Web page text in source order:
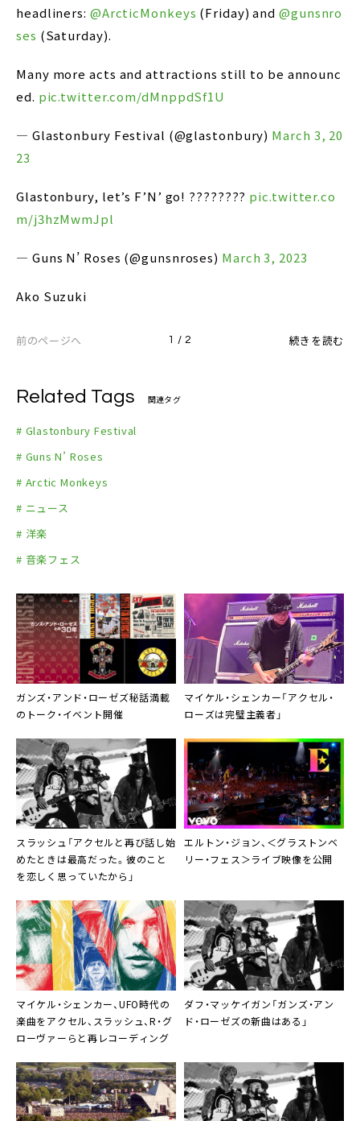
headliners: @ArcticMonkeys (Friday) and@gunsnro
ses (Saturday).
Many more acts and attractions still to be announc
ed. pic.twitter.com/dMnppdSf1U
— Glastonbury Festival (@glastonbury) March 3, 20
23
Glastonbury, let’s F’N’ go! ???????? pic.twitter.co
m/j3hzMwmJpl
— Guns N’ Roses (@gunsnroses) March 3, 2023
Ako Suzuki
前のページへ 1 / 2 続きを読む
Related Tags 関連タグ
# Glastonbury Festival
# Guns N’ Roses
# Arctic Monkeys
# ニュース
# 洋楽
# 音楽フェス
ガンズ・アンド・ローゼズ秘話満載
のトーク・イベント開催
マイケル・シェンカー「アクセル・
ローズは完璧主義者」
スラッシュ「アクセルと再び話し始
めたときは最高だった。彼のこと
を恋しく思っていたから」
エルトン・ジョン、＜グラストンベ
リー・フェス＞ライブ映像を公開
マイケル・シェンカー、UFO時代の
楽曲をアクセル、スラッシュ、R・グ
ローヴァーらと再レコーディング
ダフ・マッケイガン「ガンズ・アン
ド・ローゼズの新曲はある」